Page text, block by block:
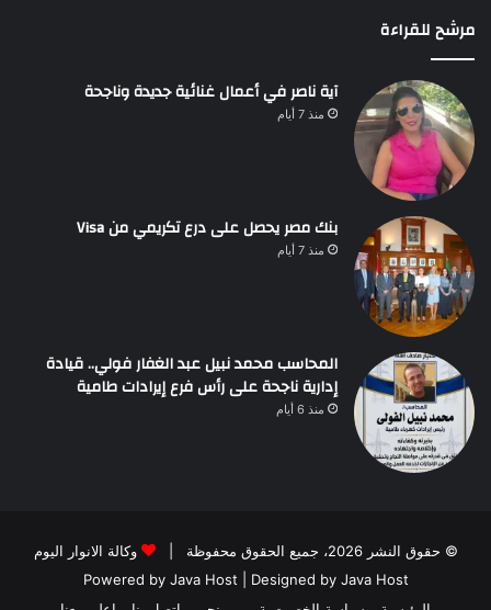
مرشح للقراءة
آية ناصر في أعمال غنائية جديدة وناجحة
منذ 7 أيام
بنك مصر يحصل على درع تكريمي من Visa
منذ 7 أيام
المحاسب محمد نبيل عبد الغفار فولي.. قيادة
إدارية ناجحة على رأس فرع إيرادات طامية
منذ 6 أيام
© حقوق النشر 2026، جميع الحقوق محفوظة |
وكالة الانوار اليوم
Powered by Java Host | Designed by Java Host